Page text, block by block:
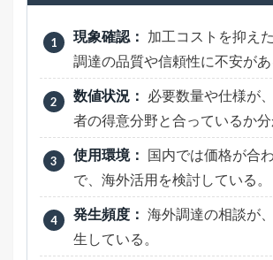
現象確認： 加工コストを抑え
調達の品質や信頼性に不安があ
数値状況： 必要数量や仕様が
者の得意分野と合っているか分
使用環境： 国内では価格が合
で、海外活用を検討している。
発生頻度： 海外調達の相談が
生している。